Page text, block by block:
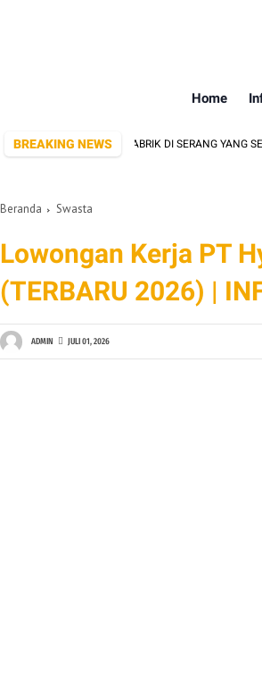
Home
BREAKING NEWS10 PABRIK DI SERANG YANG SERING
Beranda Swasta
Lowongan Kerja PT
(TERBARU 2026) |
ADMIN JULI 01, 2026